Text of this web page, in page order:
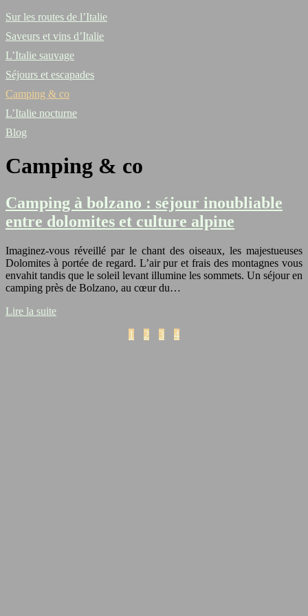
Sur les routes de l’Italie
Saveurs et vins d’Italie
L’Italie sauvage
Séjours et escapades
Camping & co
L’Italie nocturne
Blog
Camping & co
Camping à bolzano : séjour inoubliable
entre dolomites et culture alpine
Imaginez-vous réveillé par le chant des oiseaux, les majestueuses
Dolomites à portée de regard. L’air pur et frais des montagnes vous
envahit tandis que le soleil levant illumine les sommets. Un séjour en
camping près de Bolzano, au cœur du…
Lire la suite
1
2 3 4